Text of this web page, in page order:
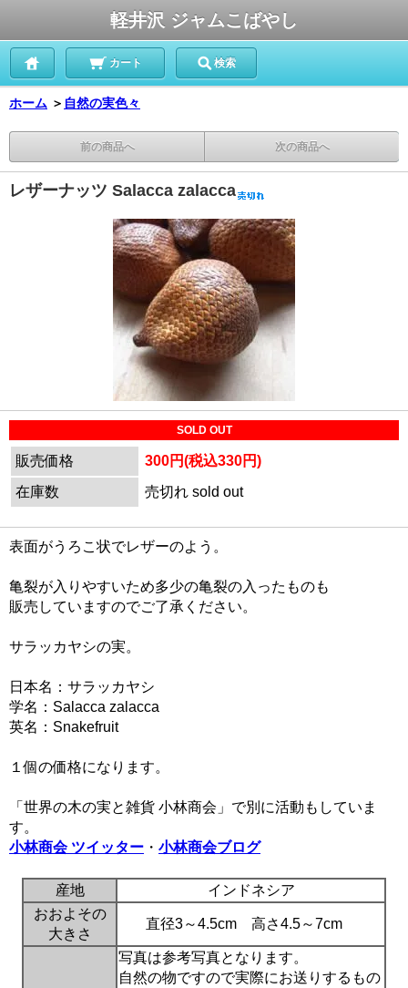
軽井沢 ジャムこばやし
カート 検索
ホーム ＞ 自然の実色々
前の商品へ 次の商品へ
レザーナッツ Salacca zalacca
SOLD OUT
販売価格
300円(税込330円)
在庫数
売切れ sold out
表面がうろこ状でレザーのよう。
亀裂が入りやすいため多少の亀裂の入ったものも
販売していますのでご了承ください。
サラッカヤシの実。
日本名：サラッカヤシ
学名：Salacca zalacca
英名：Snakefruit
１個の価格になります。
「世界の木の実と雑貨 小林商会」で別に活動もしていま
す。
小林商会 ツイッター ・ 小林商会ブログ
産地
インドネシア
おおよその
大きさ
直径3～4.5cm 高さ4.5～7cm
写真は参考写真となります。
自然の物ですので実際にお送りするもの